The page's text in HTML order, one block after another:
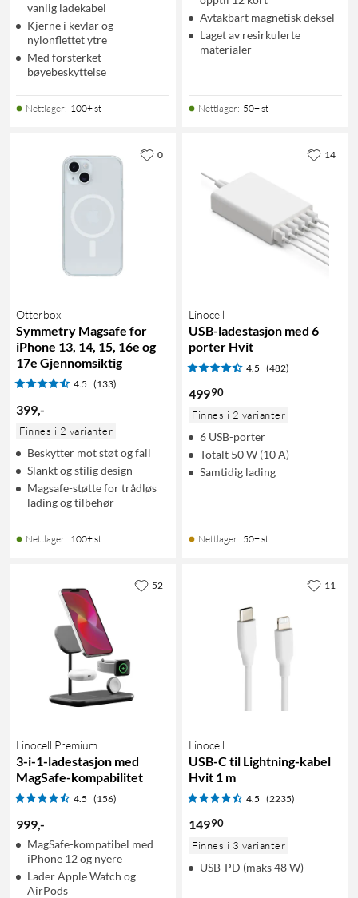
vanlig ladekabel
Kjerne i kevlar og
nylonflettet ytre
Med forsterket
bøyebeskyttelse
Nettlager: 100+ st
Avtakbart magnetisk deksel
Laget av resirkulerte
materialer
Nettlager: 50+ st
Otterbox
Symmetry Magsafe for
iPhone 13, 14, 15, 16e og
17e Gjennomsiktig
4.5 (133)
399,-
Finnes i 2 varianter
Beskytter mot støt og fall
Slankt og stilig design
Magsafe-støtte for trådløs
lading og tilbehør
Nettlager: 100+ st
0
Linocell
USB-ladestasjon med 6
porter Hvit
4.5 (482)
49990
Finnes i 2 varianter
6 USB-porter
Totalt 50 W (10 A)
Samtidig lading
Nettlager: 50+ st
14
Linocell Premium
3-i-1-ladestasjon med
MagSafe-kompabilitet
4.5 (156)
999,-
MagSafe-kompatibel med
iPhone 12 og nyere
Lader Apple Watch og
AirPods
52
Linocell
USB-C til Lightning-kabel
Hvit 1 m
4.5 (2235)
14990
Finnes i 3 varianter
USB-PD (maks 48 W)
11